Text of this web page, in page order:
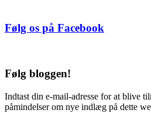
Følg os på Facebook
Følg bloggen!
Indtast din e-mail-adresse for at blive
påmindelser om nye indlæg på dette